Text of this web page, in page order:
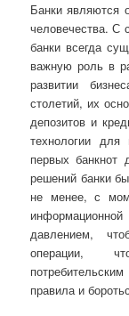
Банки являются
человечества. С
банки всегда
важную роль в
развитии
столетий, их
депозитов и
технологии
первых банкнот
решений банки
не менее, с
давлением,
операции,
правила и